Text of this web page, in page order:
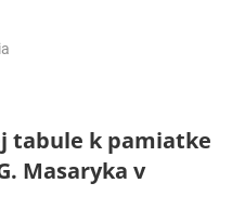
tabule k pamiatke
Masaryka v